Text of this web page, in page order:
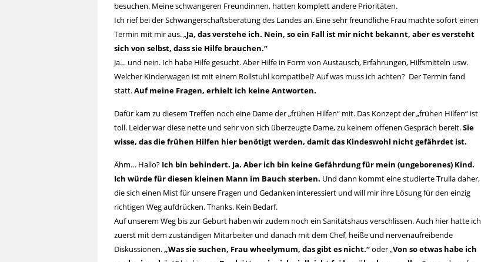
besuchen. Meine schwangeren Freundinnen, hatten komplett andere Prioritäten.
Ich rief bei der Schwangerschaftsberatung des Landes an. Eine sehr freundliche Frau machte sofort einen
Termin mit mir aus. „Ja, das verstehe ich. Nein, so ein Fall ist mir nicht bekannt, aber es versteht
sich von selbst, dass sie Hilfe brauchen.“
Ja… und nein. Ich habe Hilfe gesucht. Aber Hilfe in Form von Austausch, Erfahrungen, Hilfsmitteln usw.
Welcher Kinderwagen ist mit einem Rollstuhl kompatibel? Auf was muss ich achten? Der Termin fand
statt.Auf meine Fragen, erhielt ich keine Antworten.
Dafür kam zu diesem Treffen noch eine Dame der „frühen Hilfen“ mit. Das Konzept der „frühen Hilfen“ ist
toll. Leider war diese nette und sehr von sich überzeugte Dame, zu keinem offenen Gespräch bereit.Sie
wisse, das die frühen Hilfen hier benötigt werden, damit das Kindeswohl nicht gefährdet ist.
Ähm… Hallo? Ich bin behindert. Ja. Aber ich bin keine Gefährdung für mein (ungeborenes) Kind.
Ich würde für diesen kleinen Mann im Bauch sterben. Und dann kommt eine studierte Trulla daher,
die sich einen Mist für unsere Fragen und Gedanken interessiert und will mir ihre Lösung für den einzig
richtigen Weg aufdrücken. Thanks. Kein Bedarf.
Auf unserem Weg bis zur Geburt haben wir zudem noch ein Sanitätshaus verschlissen. Auch hier hatte ich
zuerst mit dem zuständigen Mitarbeiter und danach mit dem Chef, heiße und nervenaufreibende
Diskussionen.„Was sie suchen, Frau wheelymum, das gibt es nicht.“oder „Von so etwas habe ich